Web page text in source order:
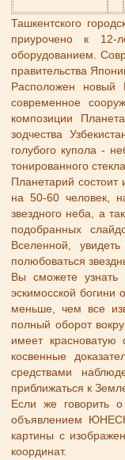
Ташкентского
приурочено к 12-
оборудованием.
правительства
Расположен новый
современное
композиции
зодчества
голубого купола -
тонированного
Планетарий состоит
на 50-60 человек,
звездного неба, а
подобранных
Вселенной,
полюбоваться
Вы сможете
эскимосской
меньше, чем все
полный оборот
имеет
косвенные
средствами
приближаться к
Если же говорить
объявлением
картины с
координат.